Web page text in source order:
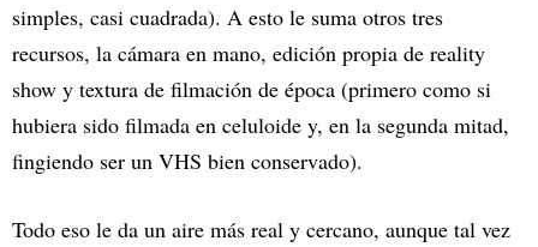
simples, casi cuadrada). A esto le suma otros tres
recursos, la cámara en mano, edición propia de reality
show y textura de filmación de época (primero como si
hubiera sido filmada en celuloide y, en la segunda mitad,
fingiendo ser un VHS bien conservado).
Todo eso le da un aire más real y cercano, aunque tal vez